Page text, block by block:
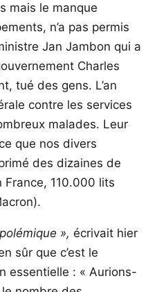
mais le manque
n’a pas permis
Jan Jambon qui a
Charles
tué des gens. L’an
contre les services
malades. Leur
que nos divers
des dizaines de
France, 110.000 lits
», écrivait hier
sûr que c’est le
essentielle : « Aurions-